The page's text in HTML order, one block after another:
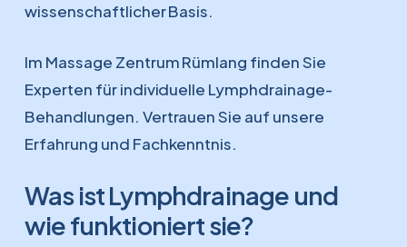
wissenschaftlicher Basis.
Im Massage Zentrum Rümlang finden Sie
Experten für individuelle Lymphdrainage-
Behandlungen. Vertrauen Sie auf unsere
Erfahrung und Fachkenntnis.
Was ist Lymphdrainage und
wie funktioniert sie?